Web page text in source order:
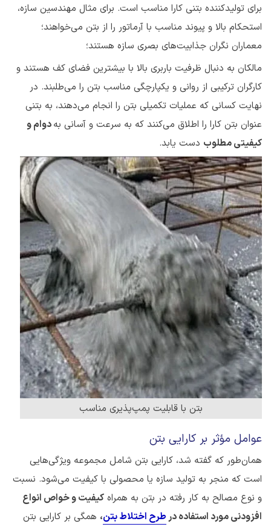
برای تولیدکننده بتنی کارا مناسب است. برای مثال مهندسین سازه،
استحکام بالا و پیوند مناسب با آرماتور را از بتن می‌خواهند؛
معماران نگران جذابیت‌های بصری سازه هستند؛
مالکان به دنبال ظرفیت باربری بالا با بیشترین فضای کف هستند و
کارگران ترکیبی از روانی و یکپارچگی مناسب بتن را می‌طلبند. در
نهایت کسانی که عملیات تکمیلی بتن را انجام می‌دهند، به بتنی
عنوان بتن کارا را اطلاق می‌کنند که به سرعت و آسانی بهدوام و
کیفیتی مطلوب دست یابد.
بتن با قابلیت پمپ‌پذیری مناسب
عوامل مؤثر بر کارایی بتن
همان‌طور که گفته شد، کارایی بتن شامل مجموعه ویژگی‌هایی
است که منجر به تولید سازه یا محصولی با کیفیت می‌شود. نسبت
و نوع مصالح به کار رفته در بتن به همراه کیفیت و خواص انواع
افزودنی مورد استفاده درطرح اختلاط بتن، همگی بر کارایی بتن